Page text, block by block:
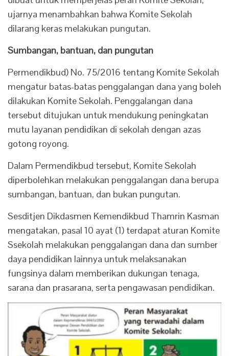
ujarnya menambahkan bahwa Komite Sekolah
dilarang keras melakukan pungutan.
Sumbangan, bantuan, dan pungutan
Permendikbud) No. 75/2016 tentang Komite Sekolah
mengatur batas-batas penggalangan dana yang boleh
dilakukan Komite Sekolah. Penggalangan dana
tersebut ditujukan untuk mendukung peningkatan
mutu layanan pendidikan di sekolah dengan azas
gotong royong.
Dalam Permendikbud tersebut, Komite Sekolah
diperbolehkan melakukan penggalangan dana berupa
sumbangan, bantuan, dan bukan pungutan.
Sesditjen Dikdasmen Kemendikbud Thamrin Kasman
mengatakan, pasal 10 ayat (1) terdapat aturan Komite
Ssekolah melakukan penggalangan dana dan sumber
daya pendidikan lainnya untuk melaksanakan
fungsinya dalam memberikan dukungan tenaga,
sarana dan prasarana, serta pengawasan pendidikan.